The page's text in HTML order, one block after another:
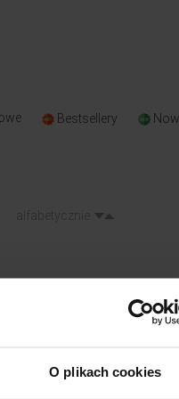
O plikach cookies
Bestsellery
alfabetycznie